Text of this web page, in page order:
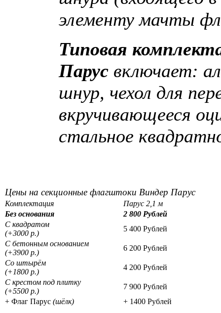
элементу мачты
Типовая
Парус включает:
шнур, чехол для
вкручивающееся
стальное
Цены на секционные флагштоки Виндер Парус
Комплектация
Парус 2,1 м
Без основания
2 800 Рублей
С квадратом
(+3000 р.)
5 400 Рублей
С бетонным основанием
(+3900 р.)
6 200 Рублей
Со штырём
(+1800 р.)
4 200 Рублей
С крестом под плитку
(+5500 р.)
7 900 Рублей
+ Флаг Парус (шёлк) + 1400 Рублей